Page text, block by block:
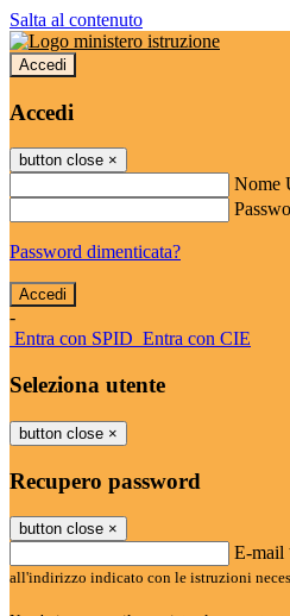
Salta al contenuto
Accedi
Accedi
button close ×
Nome
Password dimenticata?
-
Entra con SPID Entra con CIE
Seleziona utente
button close ×
Recupero password
button close ×
E-mail
all'indirizzo indicato con le istruzioni